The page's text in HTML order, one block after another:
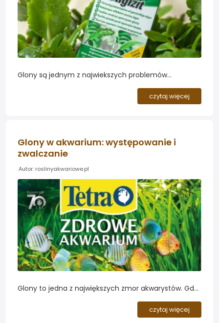
Glony są jednym z najwiekszych problemów
funkcjonowanie dotąd bardzo zadbanych i pięknych
zbiorników. Przyczyn ich pojawienia może być wiele,
czytaj więcej
Glony w akwarium: występowanie i
zwalczanie
Autor: roslinyakwariowe.pl
Glony to jedna z największych zmor akwarystów. Gdy
krajobraz, to jeszcze ciężko je usunąć, a ich
niekontrolowany rozwój może nawet doprowadzić do
czytaj więcej